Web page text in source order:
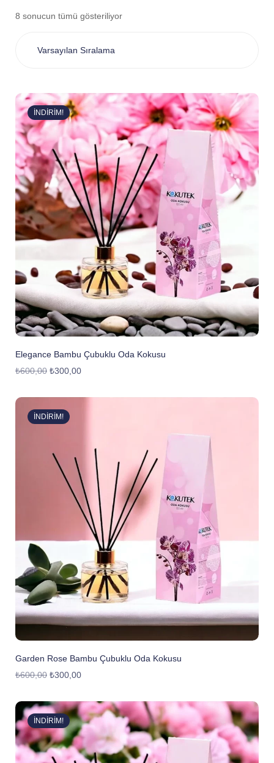
8 sonucun tümü gösteriliyor
İNDIRIM!
Elegance Bambu Çubuklu Oda Kokusu
₺600,00 ₺300,00
İNDIRIM!
Garden Rose Bambu Çubuklu Oda Kokusu
₺600,00 ₺300,00
İNDIRIM!